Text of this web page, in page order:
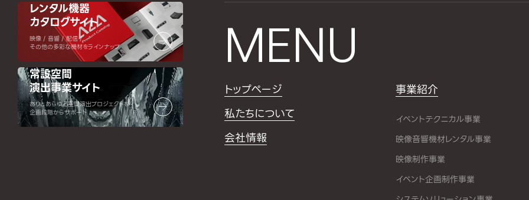
レンタル機器
カタログサイト
映像 / 音響 / 配信 /
その他の多彩な機材をラインナップ
常設空間
演出事業サイト
ありとあらゆる空間演出プロジェクトを
企画段階からサポート
MENU
トップページ
私たちについて
会社情報
事業紹介
イベントテクニカル事業
映像音響機材レンタル事業
映像制作事業
イベント企画制作事業